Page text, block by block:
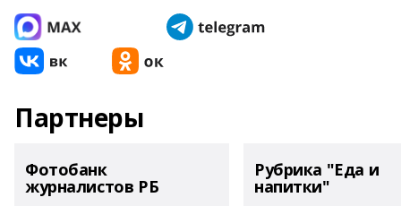
Партнеры
Фотобанк
журналистов РБ
Рубрика "Еда и
напитки"